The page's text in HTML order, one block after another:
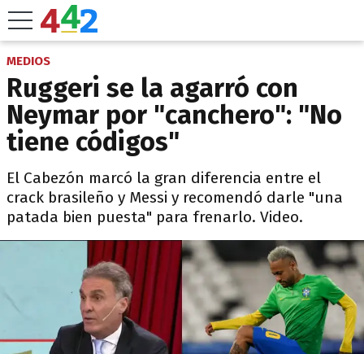
MEDIOS
Ruggeri se la agarró con
Neymar por "canchero": "No
tiene códigos"
El Cabezón marcó la gran diferencia entre el
crack brasileño y Messi y recomendó darle "una
patada bien puesta" para frenarlo. Video.